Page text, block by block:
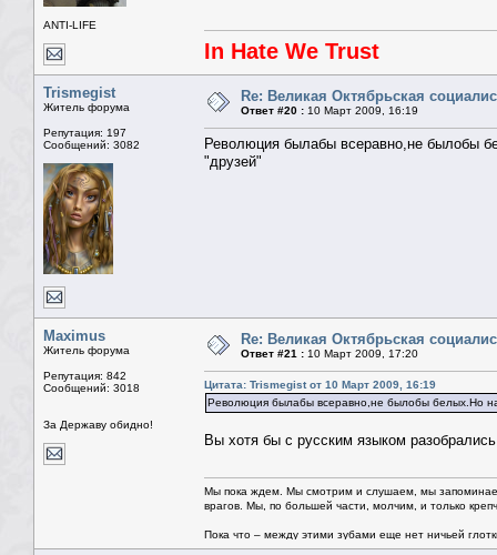
ANTI-LIFE
In Hate We Trust
Trismegist
Житель форума
Репутация: 197
Сообщений: 3082
Re: Великая Октябрьская
Ответ #20 : 10 Март 2009, 16:19
Революция былабы всеравно,не былобы
"друзей"
Maximus
Житель форума
Репутация: 842
Сообщений: 3018
За Державу обидно!
Re: Великая Октябрьская
Ответ #21 : 10 Март 2009, 17:20
Цитата: Trismegist от 10 Март 2009, 16:19
Революция былабы всеравно,не былобы белых.Но
Вы хотя бы с русским языком
Мы пока ждем. Мы смотрим и слушаем, мы
врагов. Мы, по большей части, молчим, и только
Пока что – между этими зубами еще нет ничьей